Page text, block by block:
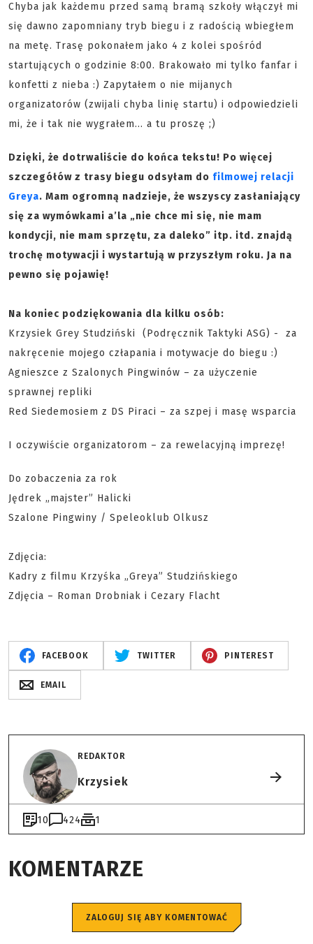
Chyba jak każdemu przed samą bramą szkoły włączył mi
się dawno zapomniany tryb biegu i z radością wbiegłem
na metę. Trasę pokonałem jako 4 z kolei spośród
startujących o godzinie 8:00. Brakowało mi tylko fanfar i
konfetti z nieba :) Zapytałem o nie mijanych
organizatorów (zwijali chyba linię startu) i odpowiedzieli
mi, że i tak nie wygrałem… a tu proszę ;)
Dzięki, że dotrwaliście do końca tekstu! Po więcej
szczegółów z trasy biegu odsyłam do filmowej relacji
Greya. Mam ogromną nadzieje, że wszyscy zasłaniający
się za wymówkami a’la „nie chce mi się, nie mam
kondycji, nie mam sprzętu, za daleko” itp. itd. znajdą
trochę motywacji i wystartują w przyszłym roku. Ja na
pewno się pojawię!
Na koniec podziękowania dla kilku osób:
Krzysiek Grey Studziński (Podręcznik Taktyki ASG) - za
nakręcenie mojego człapania i motywacje do biegu :)
Agnieszce z Szalonych Pingwinów – za użyczenie
sprawnej repliki
Red Siedemosiem z DS Piraci – za szpej i masę wsparcia
I oczywiście organizatorom – za rewelacyjną imprezę!
Do zobaczenia za rok
Jędrek „majster” Halicki
Szalone Pingwiny / Speleoklub Olkusz
Zdjęcia:
Kadry z filmu Krzyśka „Greya” Studzińskiego
Zdjęcia – Roman Drobniak i Cezary Flacht
FACEBOOK TWITTER PINTEREST
EMAIL
REDAKTOR
Krzysiek
10 424 1
KOMENTARZE
ZALOGUJ SIĘ ABY KOMENTOWAĆ